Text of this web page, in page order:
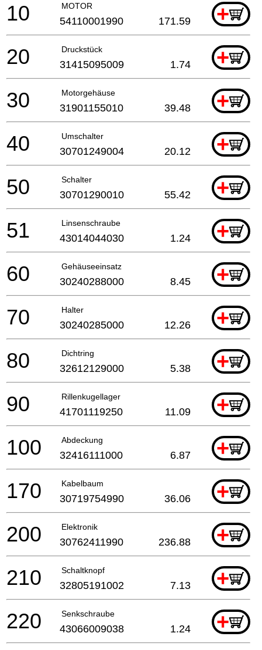
MOTOR +
10 54110001990 171.59
Druckstück +
20 31415095009 1.74
Motorgehäuse +
30 31901155010 39.48
Umschalter +
40 30701249004 20.12
Schalter +
50 30701290010 55.42
Linsenschraube +
51 43014044030 1.24
Gehäuseeinsatz +
60 30240288000 8.45
Halter +
70 30240285000 12.26
Dichtring +
80 32612129000 5.38
Rillenkugellager +
90 41701119250 11.09
Abdeckung +
100 32416111000 6.87
Kabelbaum +
170 30719754990 36.06
Elektronik +
200 30762411990 236.88
Schaltknopf +
210 32805191002 7.13
Senkschraube +
220 43066009038 1.24